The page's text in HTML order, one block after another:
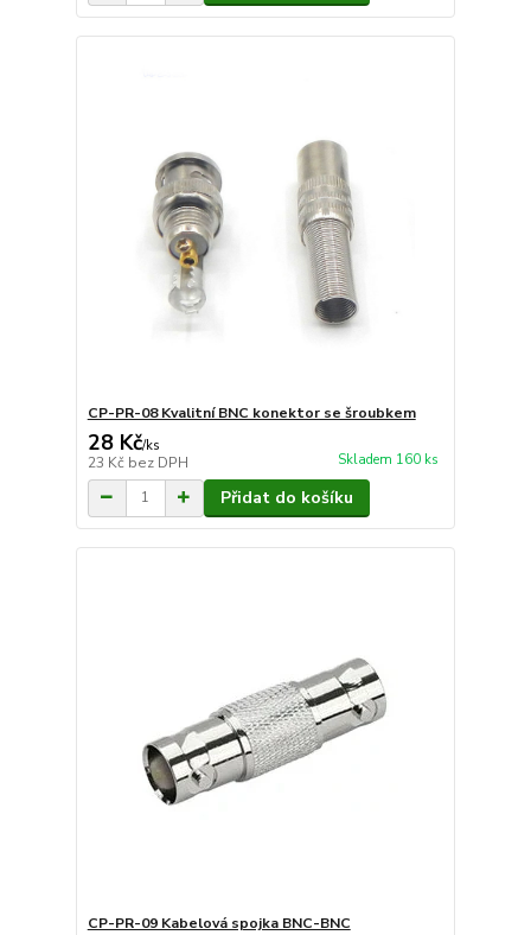
CP-PR-08 Kvalitní BNC konektor se šroubkem
28 Kč/ks
23 Kč bez DPH Skladem 160 ks
Přidat do košíku
CP-PR-09 Kabelová spojka BNC-BNC